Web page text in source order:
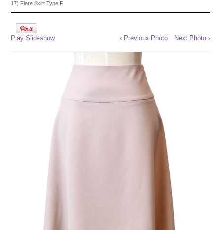
17) Flare Skirt Type F
Play Slideshow ‹ Previous Photo Next Photo ›